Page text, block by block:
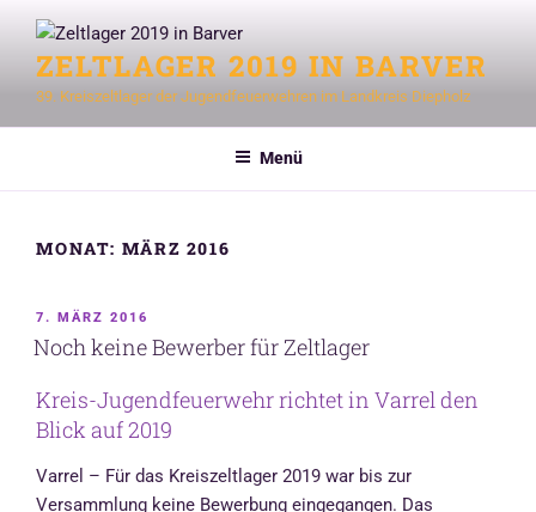
Inhalt
springenZELTLAGER 2019 IN BARVER
39. Kreiszeltlager der Jugendfeuerwehren im Landkreis Diepholz
Menü
MONAT: MÄRZ 2016
VERÖFFENTLICHT
AM
7. MÄRZ 2016
Noch keine Bewerber für Zeltlager
Kreis-Jugendfeuerwehr richtet in Varrel den
Blick auf 2019
Varrel – Für das Kreiszeltlager 2019 war bis zur
Versammlung keine Bewerbung eingegangen. Das